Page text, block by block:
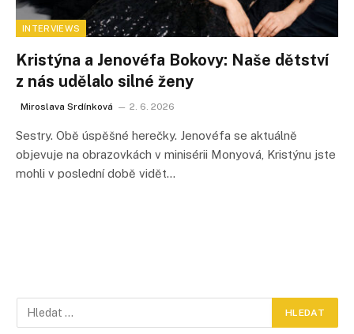
INTERVIEWS
Kristýna a Jenovéfa Bokovy: Naše dětství
z nás udělalo silné ženy
Miroslava Srdínková 2. 6. 2026
Sestry. Obě úspěšné herečky. Jenovéfa se aktuálně
objevuje na obrazovkách v minisérii Monyová, Kristýnu jste
mohli v poslední době vidět…